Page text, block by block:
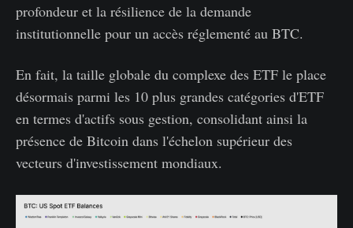
profondeur et la résilience de la demande
institutionnelle pour un accès réglementé au BTC.
En fait, la taille globale du complexe des ETF le place
désormais parmi les 10 plus grandes catégories d'ETF
en termes d'actifs sous gestion, consolidant ainsi la
présence de Bitcoin dans l'échelon supérieur des
vecteurs d'investissement mondiaux.